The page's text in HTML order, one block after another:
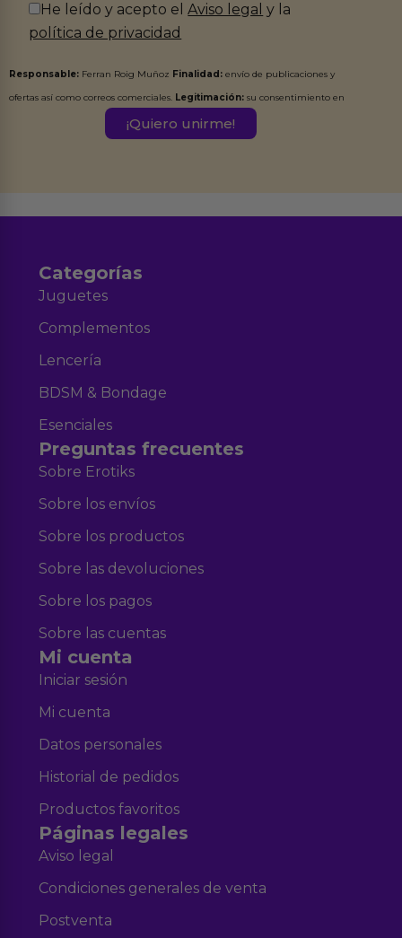
He leído y acepto elAviso legal y la
política de privacidad
Responsable: Ferran Roig Muñoz Finalidad: envío de publicaciones y
ofertas así como correos comerciales. Legitimación: su consentimiento en
Destinatarios:Ferran Roig Muñoz. Podrás ejercer tus
Categorías
Juguetes
Complementos
Lencería
BDSM & Bondage
Esenciales
Preguntas frecuentes
Sobre Erotiks
Sobre los envíos
Sobre los productos
Sobre las devoluciones
Sobre los pagos
Sobre las cuentas
Mi cuenta
Iniciar sesión
Mi cuenta
Datos personales
Historial de pedidos
Productos favoritos
Páginas legales
Aviso legal
Condiciones generales de venta
Postventa